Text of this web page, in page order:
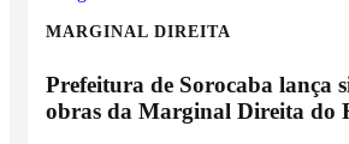
MARGINAL DIREITA
Prefeitura de Sorocaba lança
obras da Marginal Direita do